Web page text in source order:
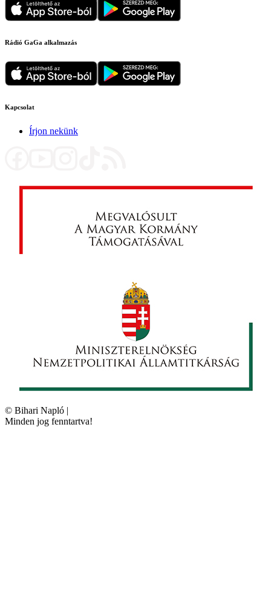
Rádió GaGa alkalmazás
Kapcsolat
Írjon nekünk
© Bihari Napló |
Minden jog fenntartva!